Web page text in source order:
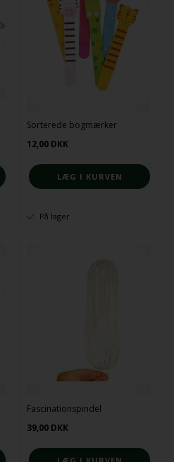
Sorterede bogmærker
12,00 DKK
På lager
Fascinationspindel
39,00 DKK